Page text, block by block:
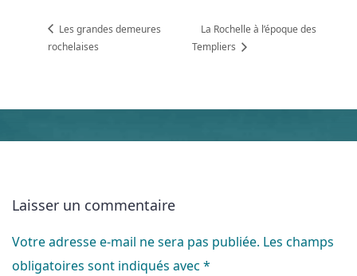
Les grandes demeures
rochelaises
La Rochelle à l’époque des
Templiers
Laisser un commentaire
Votre adresse e-mail ne sera pas publiée. Les champs
obligatoires sont indiqués avec *